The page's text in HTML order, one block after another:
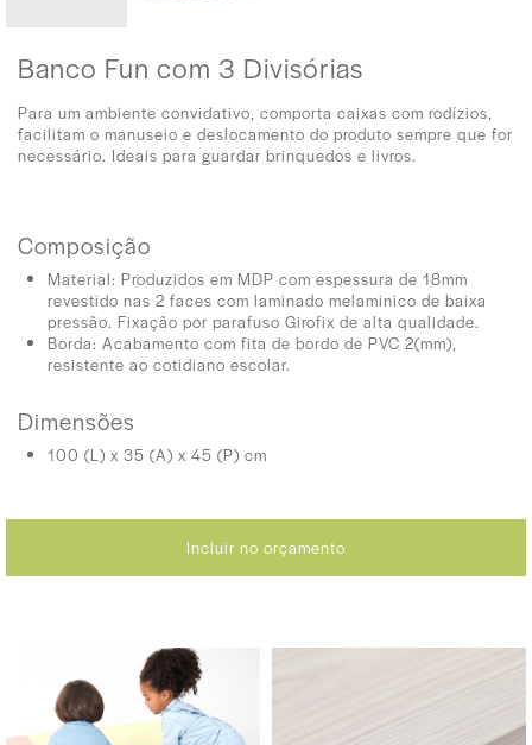
Banco Fun com 3 Divisórias
Para um ambiente convidativo, comporta caixas com rodízios,
facilitam o manuseio e deslocamento do produto sempre que for
necessário. Ideais para guardar brinquedos e livros.
Composição
Material: Produzidos em MDP com espessura de 18mm
revestido nas 2 faces com laminado melaminico de baixa
pressão. Fixação por parafuso Girofix de alta qualidade.
Borda: Acabamento com fita de bordo de PVC 2(mm),
resistente ao cotidiano escolar.
Dimensões
100 (L) x 35 (A) x 45 (P) cm
Incluir no orçamento